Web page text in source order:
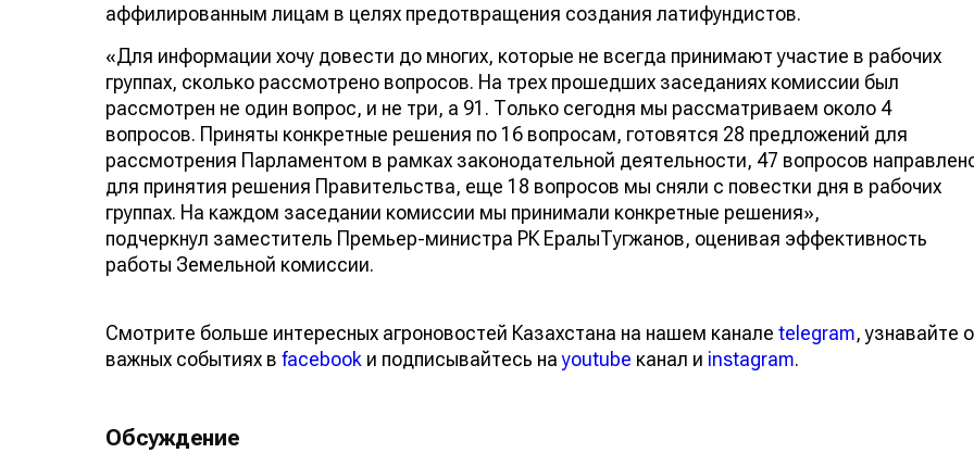
аффилированным лицам в целях предотвращения создания латифундистов.
«Для информации хочу довести до многих, которые не всегда принимают участие в рабочих
группах, сколько рассмотрено вопросов. На трех прошедших заседаниях комиссии был
рассмотрен не один вопрос, и не три, а 91. Только сегодня мы рассматриваем около 4
вопросов. Приняты конкретные решения по 16 вопросам, готовятся 28 предложений для
рассмотрения Парламентом в рамках законодательной деятельности, 47 вопросов
для принятия решения Правительства, еще 18 вопросов мы сняли с повестки дня в рабочих
группах. На каждом заседании комиссии мы принимали конкретные решения»,
подчеркнул заместитель Премьер-министра РК ЕралыТугжанов, оценивая эффективность
работы Земельной комиссии.
Смотрите больше интересных агроновостей Казахстана на нашем канале telegram, узнавайте о
важных событиях в facebook и подписывайтесь наyoutube канал и instagram.
Обсуждение